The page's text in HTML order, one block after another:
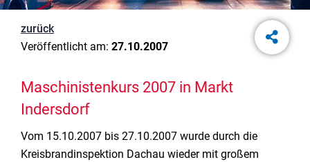
zurück
Veröffentlicht am: 27.10.2007
Maschinistenkurs 2007 in Markt
Indersdorf
Vom 15.10.2007 bis 27.10.2007 wurde durch die
Kreisbrandinspektion Dachau wieder mit großem